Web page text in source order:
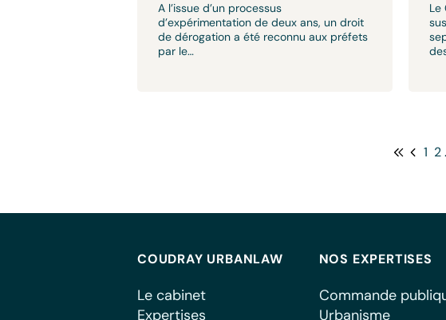
A l’issue d’un processus
d’expérimentation de deux ans, un droit
de dérogation a été reconnu aux préfets
par le…
Le
1 2
COUDRAY URBANLAW
Le cabinet
Expertises
NOS EXPERTISES
Commande
Urbanisme